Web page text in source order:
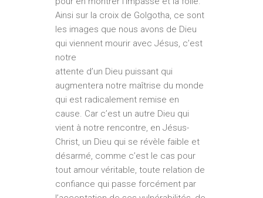
Ainsi sur la croix de Golgotha, ce sont
les images que nous avons de Dieu
qui viennent mourir avec Jésus, c’est
notre
attente d’un Dieu puissant qui
augmentera notre maîtrise du monde
qui est radicalement remise en
cause. Car c’est un autre Dieu qui
vient à notre rencontre, en Jésus-
Christ, un Dieu qui se révèle faible et
désarmé, comme c’est le cas pour
tout amour véritable, toute relation de
confiance qui passe forcément par